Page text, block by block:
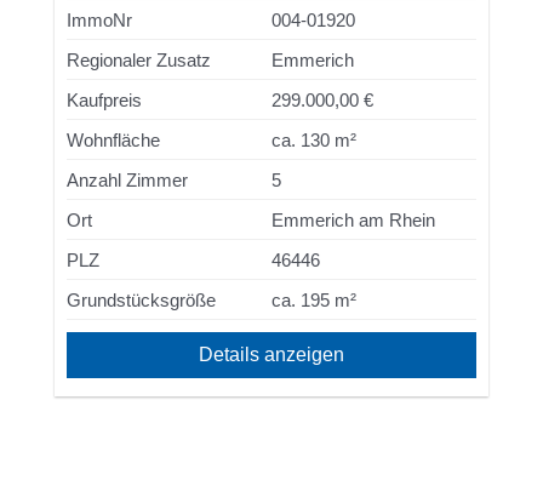
ImmoNr
004-01920
Regionaler Zusatz
Emmerich
Kaufpreis
299.000,00 €
Wohnfläche
ca. 130 m²
Anzahl Zimmer
5
Ort
Emmerich am Rhein
PLZ
46446
Grundstücksgröße
ca. 195 m²
Details anzeigen